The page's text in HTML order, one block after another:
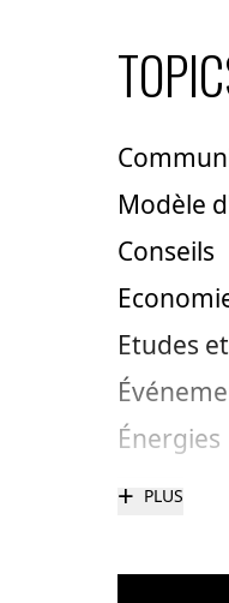
Modèle
Conseils
Etudes
Énergies
+ PLUS